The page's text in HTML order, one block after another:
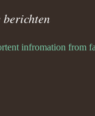
berichten